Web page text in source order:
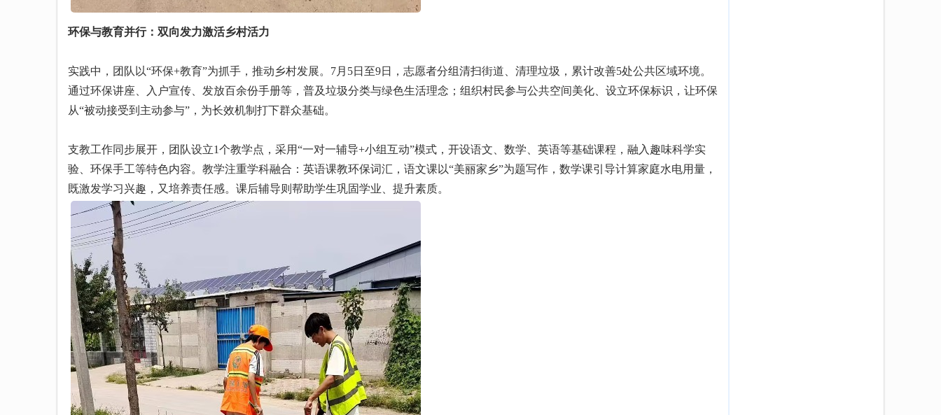
环保与教育并行：双向发力激活乡村活力
实践中，团队以“环保+教育”为抓手，推动乡村发展。7月5日至9日，志愿者分组清扫街道、清理垃圾，累计改善5处公共区域环境。
通过环保讲座、入户宣传、发放百余份手册等，普及垃圾分类与绿色生活理念；组织村民参与公共空间美化、设立环保标识，让环保
从“被动接受到主动参与”，为长效机制打下群众基础。
支教工作同步展开，团队设立1个教学点，采用“一对一辅导+小组互动”模式，开设语文、数学、英语等基础课程，融入趣味科学实
验、环保手工等特色内容。教学注重学科融合：英语课教环保词汇，语文课以“美丽家乡”为题写作，数学课引导计算家庭水电用量，
既激发学习兴趣，又培养责任感。课后辅导则帮助学生巩固学业、提升素质。